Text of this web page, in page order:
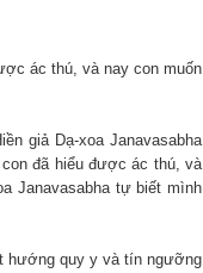
ác thú, và nay con muốn
giả Dạ-xoa Janavasabha
đã hiểu được ác thú, và
Janavasabha tự biết mình
hướng quy y và tín ngưỡng